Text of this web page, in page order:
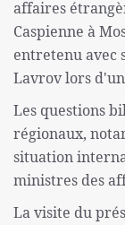
affaires
Caspienne à
entretenu avec
Lavrov lors
Les questions
régionaux,
situation
ministres des
La visite du